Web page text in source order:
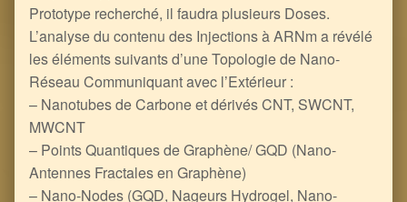
Prototype recherché, il faudra plusieurs Doses.
L’analyse du contenu des Injections à ARNm a révélé
les éléments suivants d’une Topologie de Nano-
Réseau Communiquant avec l’Extérieur :
– Nanotubes de Carbone et dérivés CNT, SWCNT,
MWCNT
– Points Quantiques de Graphène/ GQD (Nano-
Antennes Fractales en Graphène)
– Nano-Nodes (GQD, Nageurs Hydrogel, Nano-